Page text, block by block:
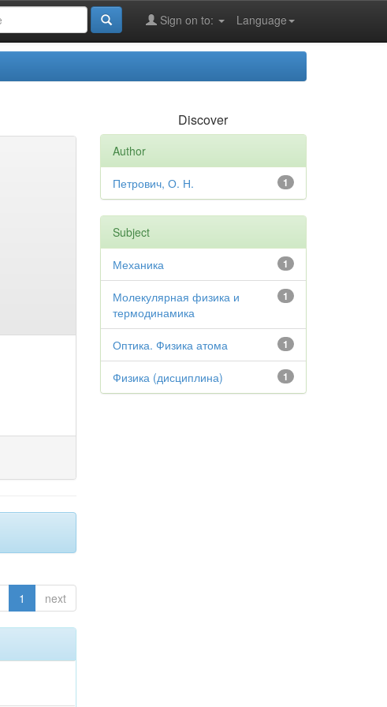
Language
Sign on to:
1 next
Discover
Author
1
Петрович, О. Н.
Subject
1
Механика
1
Молекулярная физика и
термодинамика
1
Оптика. Физика атома
1
Физика (дисциплина)